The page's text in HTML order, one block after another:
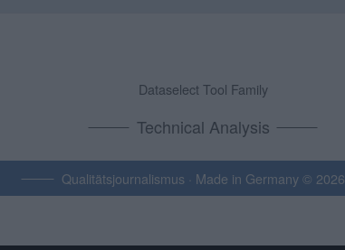
Dataselect Tool Family
Technical Analysis
Qualitätsjournalismus · Made in Germany © 2026